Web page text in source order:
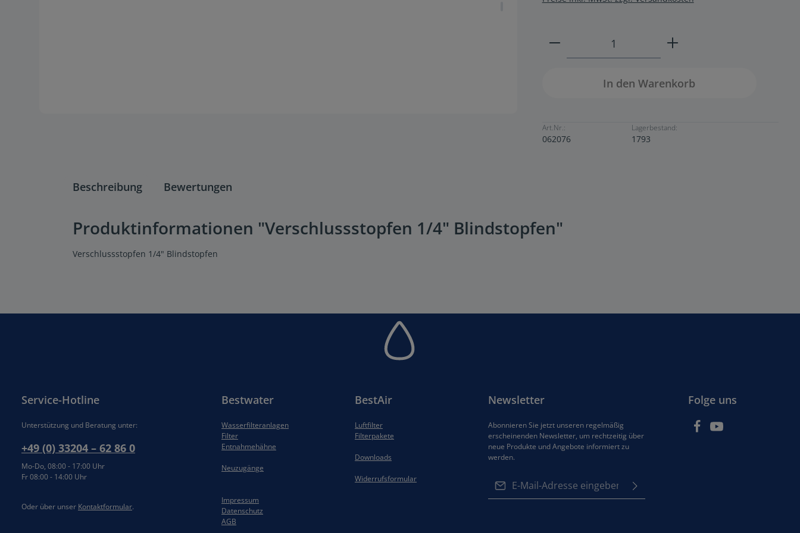
Produkt Anzahl: Gib den
In den Warenkorb
Art.Nr.:
062076
Lagerbestand:
1793
Beschreibung Bewertungen
Produktinformationen "Verschlussstopfen 1/4" Blindstopfen"
Verschlussstopfen 1/4" Blindstopfen
Service-Hotline
Unterstützung und Beratung unter:
+49 (0) 33204 – 62 86 0
Mo-Do, 08:00 - 17:00 Uhr
Fr 08:00 - 14:00 Uhr
Oder über unser Kontaktformular.
Bestwater
Wasserfilteranlagen
Filter
Entnahmehähne
Neuzugänge
Impressum
Datenschutz
AGB
BestAir
Luftfilter
Filterpakete
Downloads
Widerrufsformular
Newsletter
Abonnieren Sie jetzt unseren regelmäßig
erscheinenden Newsletter, um rechtzeitig über
neue Produkte und Angebote informiert zu
werden.
Folge uns